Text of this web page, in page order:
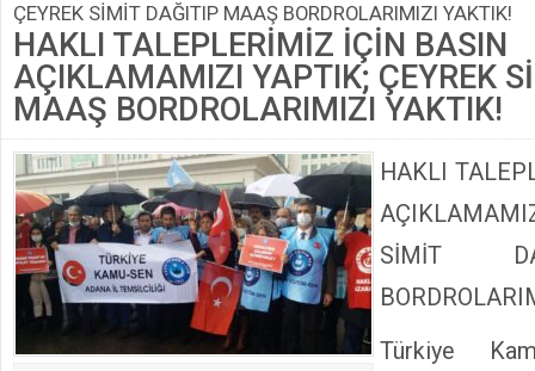
HDP İL BİNASININ ÖNÜNDE ANNELER TARİH
CEYHAN TİCARET ODASI
Hainler emellerine asla erişemeyecekler
İyi Parti Yüreğir İlçe Başkanı Enis Akyürek
Kimyasallardan Koruma Derneği Başkanı Cennet Çelik
ÇEYREK SİMİT DAĞITIP MAAŞ BORDROLARIMIZI YAKTIK!
HAKLI TALEPLERİMİZ İÇİN BASIN
AÇIKLAMAMIZI YAPTIK; ÇEYREK
MAAŞ BORDROLARIMIZI YAKTIK!
HAKLI
SİMİT
Türkiye